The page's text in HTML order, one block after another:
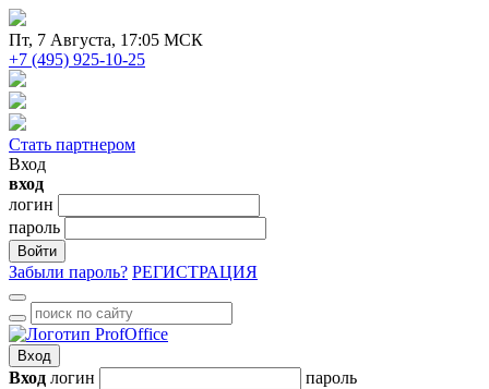
Пт, 7 Августа, 17:05 МСК
+7 (495) 925-10-25
Стать партнером
Вход
вход
логин
пароль
Войти
Забыли пароль? РЕГИСТРАЦИЯ
Вход
Вход логин пароль